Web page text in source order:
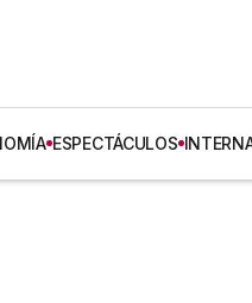
ESPECTÁCULOS